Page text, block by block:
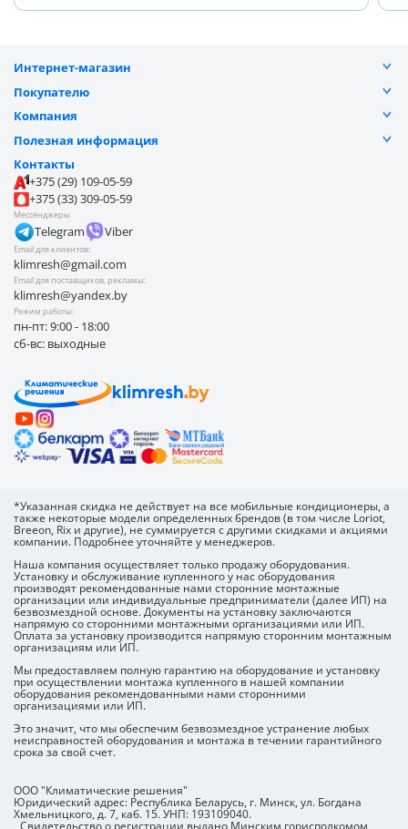
Интернет-магазин
Каталог
Услуги
Акции
Оплата частями
Блог
Покупателю
Разъяснение прав
Доставка
Обработка персональных данных
Оплата
Покупателю
Компания
Видеоотзывы
Наши работы
О компании
Безналичные продажи
Полезная информация
Замена и возврат товара
Контакты
+375 (29) 109-05-59
+375 (33) 309-05-59
Мессенджеры
Telegram Viber
Email для клиентов:
klimresh@gmail.com
Email для поставщиков, рекламы:
klimresh@yandex.by
Режим работы:
пн-пт: 9:00 - 18:00
сб-вс: выходные
*Указанная скидка не действует на все мобильные кондиционеры, а
также некоторые модели определенных брендов (в том числе Loriot,
Breeon, Rix и другие), не суммируется с другими скидками и акциями
компании. Подробнее уточняйте у менеджеров.
Наша компания осуществляет только продажу оборудования.
Установку и обслуживание купленного у нас оборудования
производят рекомендованные нами сторонние монтажные
организации или индивидуальные предприниматели (далее ИП) на
безвозмездной основе. Документы на установку заключаются
напрямую со сторонними монтажными организациями или ИП.
Оплата за установку производится напрямую сторонним монтажным
организациям или ИП.
Мы предоставляем полную гарантию на оборудование и установку
при осуществлении монтажа купленного в нашей компании
оборудования рекомендованными нами сторонними
организациями или ИП.
Это значит, что мы обеспечим безвозмездное устранение любых
неисправностей оборудования и монтажа в течении гарантийного
срока за свой счет.
ООО "Климатические решения"
Юридический адрес: Республика Беларусь, г. Минск, ул. Богдана
Хмельницкого, д. 7, каб. 15. УНП: 193109040.
Свидетельство о регистрации выдано Минским горисполкомом